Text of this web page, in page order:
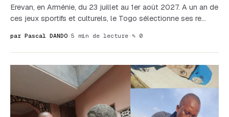
Erevan, en Arménie, du 23 juillet au 1er août 2027. A un an de
ces jeux sportifs et culturels, le Togo sélectionne ses re…
par Pascal DANDO · 5 min de lecture · ✎ 0